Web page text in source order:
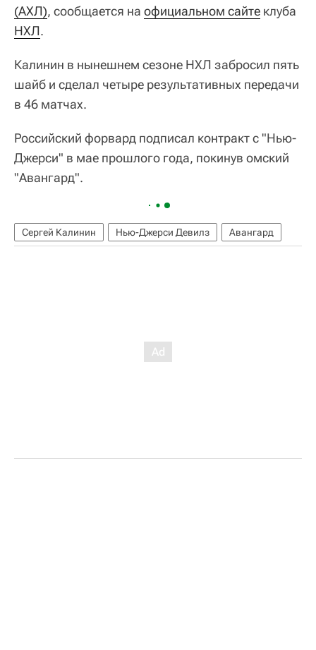
(АХЛ), сообщается на официальном сайте клуба
НХЛ.
Калинин в нынешнем сезоне НХЛ забросил пять
шайб и сделал четыре результативных передачи
в 46 матчах.
Российский форвард подписал контракт с "Нью-
Джерси" в мае прошлого года, покинув омский
"Авангард".
Сергей Калинин Нью-Джерси Девилз Авангард